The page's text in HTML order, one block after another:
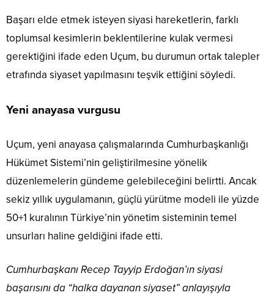
Başarı elde etmek isteyen siyasi hareketlerin, farklı
toplumsal kesimlerin beklentilerine kulak vermesi
gerektiğini ifade eden Uçum, bu durumun ortak talepler
etrafında siyaset yapılmasını teşvik ettiğini söyledi.
Yeni anayasa vurgusu
Uçum, yeni anayasa çalışmalarında Cumhurbaşkanlığı
Hükümet Sistemi’nin geliştirilmesine yönelik
düzenlemelerin gündeme gelebileceğini belirtti. Ancak
sekiz yıllık uygulamanın, güçlü yürütme modeli ile yüzde
50+1 kuralının Türkiye’nin yönetim sisteminin temel
unsurları haline geldiğini ifade etti.
Cumhurbaşkanı Recep Tayyip Erdoğan’ın siyasi
başarısını da “halka dayanan siyaset” anlayışıyla